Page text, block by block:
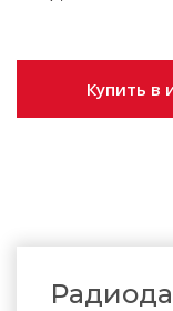
Купить в